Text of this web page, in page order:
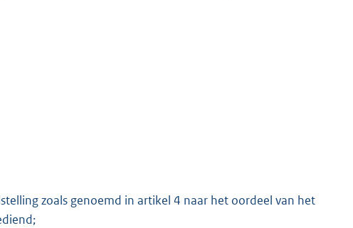
zoals genoemd in artikel 4 naar het oordeel van het